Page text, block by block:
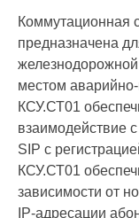
Коммутационная
предназначена
местом
КСУ.СТ01
взаимодействие
SIP с
КСУ.СТ01
зависимости от
IP-адресации